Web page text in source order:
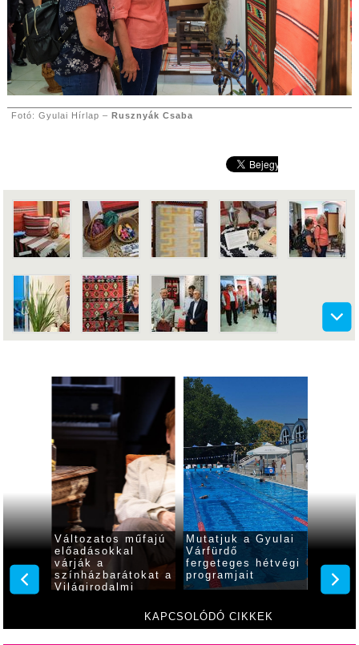
Fotó: Gyulai Hírlap – Rusznyák Csaba
KAPCSOLÓDÓ CIKKEK
Változatos műfajú
előadásokkal
várják a
színházbarátokat a
Világirodalmi
Mutatjuk a Gyulai
Várfürdő
fergeteges hétvégi
programjait
Nagy
a